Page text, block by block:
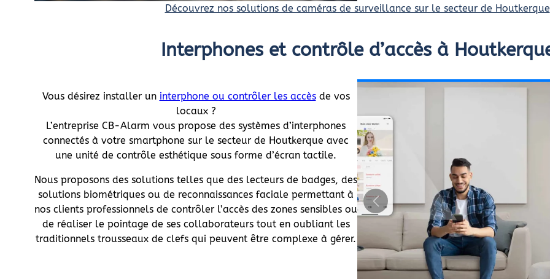
Découvrez nos solutions de caméras de surveillance sur le secteur de Houtkerque
Interphones et contrôle d’accès à
Vous désirez installer un interphone ou contrôler les accèsde vos
locaux ?
L’entreprise CB-Alarm vous propose des systèmes d’interphones
connectés à votre smartphone sur le secteur de Houtkerque avec
une unité de contrôle esthétique sous forme d’écran tactile.
Nous proposons des solutions telles que des lecteurs de badges, des
solutions biométriques ou de reconnaissances faciale permettant à
nos clients professionnels de contrôler l’accès des zones sensibles ou
de réaliser le pointage de ses collaborateurs tout en oubliant les
traditionnels trousseaux de clefs qui peuvent être complexe à gérer.